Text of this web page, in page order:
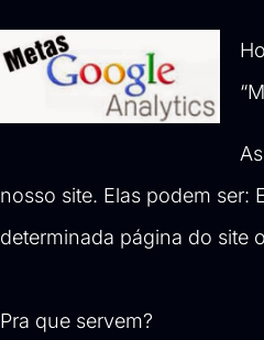
nosso site. Elas podem ser:
determinada página do site
Pra que servem?